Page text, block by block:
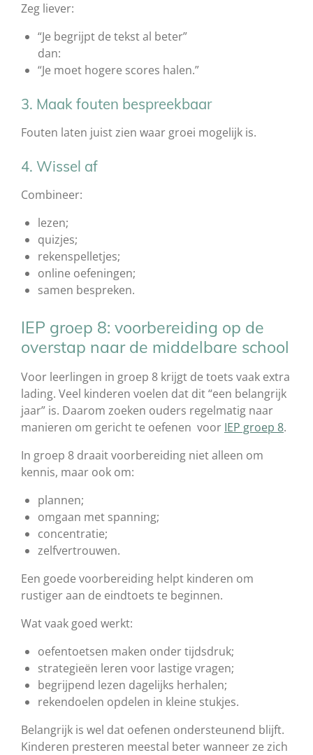
Zeg liever:
“Je begrijpt de tekst al beter”
dan:
“Je moet hogere scores halen.”
3. Maak fouten bespreekbaar
Fouten laten juist zien waar groei mogelijk is.
4. Wissel af
Combineer:
lezen;
quizjes;
rekenspelletjes;
online oefeningen;
samen bespreken.
IEP groep 8: voorbereiding op de
overstap naar de middelbare school
Voor leerlingen in groep 8 krijgt de toets vaak extra
lading. Veel kinderen voelen dat dit “een belangrijk
jaar” is. Daarom zoeken ouders regelmatig naar
manieren om gericht te oefenen voor IEP groep 8.
In groep 8 draait voorbereiding niet alleen om
kennis, maar ook om:
plannen;
omgaan met spanning;
concentratie;
zelfvertrouwen.
Een goede voorbereiding helpt kinderen om
rustiger aan de eindtoets te beginnen.
Wat vaak goed werkt:
oefentoetsen maken onder tijdsdruk;
strategieën leren voor lastige vragen;
begrijpend lezen dagelijks herhalen;
rekendoelen opdelen in kleine stukjes.
Belangrijk is wel dat oefenen ondersteunend blijft.
Kinderen presteren meestal beter wanneer ze zich